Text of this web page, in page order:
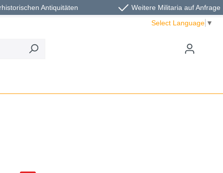
Antiquitäten
Weitere Militaria auf Anfrage
Select Language ▼